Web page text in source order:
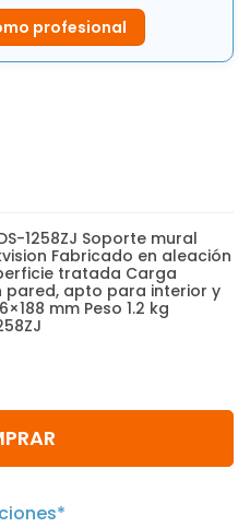
profesional
1258ZJ Soporte mural
Fabricado en aleación
tratada Carga
pared, apto para interior y
mm Peso 1.2 kg